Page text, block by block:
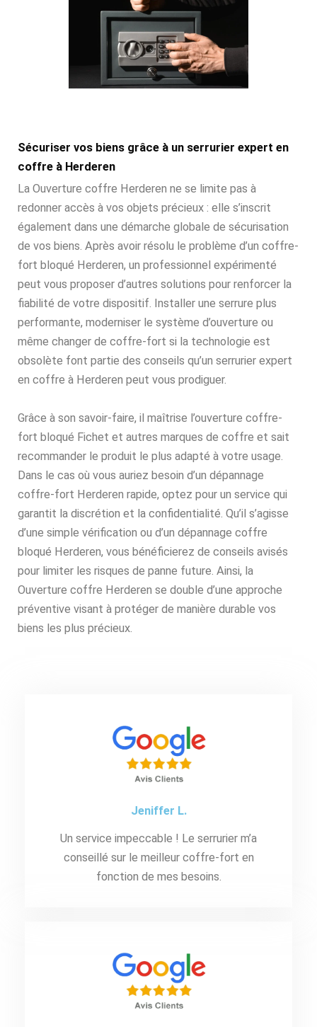
Sécuriser vos biens grâce à un serrurier expert en
coffre à Herderen
La Ouverture coffre Herderen ne se limite pas à
redonner accès à vos objets précieux : elle s’inscrit
également dans une démarche globale de sécurisation
de vos biens. Après avoir résolu le problème d’un coffre-
fort bloqué Herderen, un professionnel expérimenté
peut vous proposer d’autres solutions pour renforcer la
fiabilité de votre dispositif. Installer une serrure plus
performante, moderniser le système d’ouverture ou
même changer de coffre-fort si la technologie est
obsolète font partie des conseils qu’un serrurier expert
en coffre à Herderen peut vous prodiguer.
Grâce à son savoir-faire, il maîtrise l’ouverture coffre-
fort bloqué Fichet et autres marques de coffre et sait
recommander le produit le plus adapté à votre usage.
Dans le cas où vous auriez besoin d’un dépannage
coffre-fort Herderen rapide, optez pour un service qui
garantit la discrétion et la confidentialité. Qu’il s’agisse
d’une simple vérification ou d’un dépannage coffre
bloqué Herderen, vous bénéficierez de conseils avisés
pour limiter les risques de panne future. Ainsi, la
Ouverture coffre Herderen se double d’une approche
préventive visant à protéger de manière durable vos
biens les plus précieux.
Jeniffer L.
Un service impeccable ! Le serrurier m’a
conseillé sur le meilleur coffre-fort en
fonction de mes besoins.